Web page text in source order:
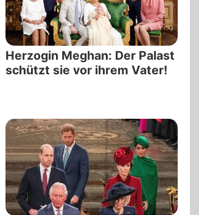
Herzogin Meghan: Der Palast
schützt sie vor ihrem Vater!